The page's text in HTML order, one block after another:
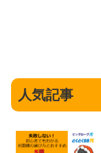
人気記事